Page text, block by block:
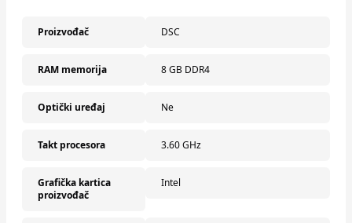
Proizvođač DSC
RAM memorija 8 GB DDR4
Optički uređaj Ne
Takt procesora 3.60 GHz
Grafička kartica
proizvođač
Intel